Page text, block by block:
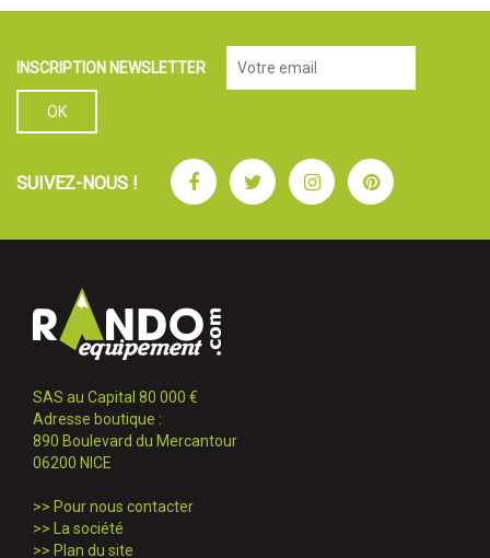
INSCRIPTION NEWSLETTER
SUIVEZ-NOUS ! FacebookTwitterInstagramPinterest
SAS au Capital 80 000 €
Adresse boutique :
890 Boulevard du Mercantour
06200 NICE
>> Pour nous contacter
>>
La société
>> Plan du site